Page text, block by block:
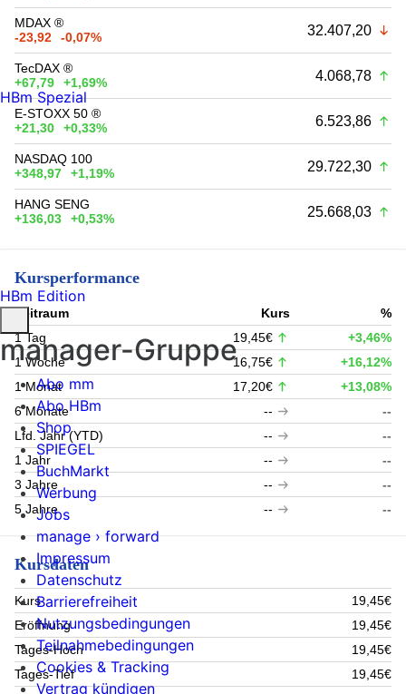
MDAX ®
-23,92
-0,07% 32.407,20
TecDAX ®
+67,79
+1,69% 4.068,78
E-STOXX 50 ®
+21,30
+0,33% 6.523,86
NASDAQ 100
+348,97
+1,19% 29.722,30
HANG SENG
+136,03
+0,53% 25.668,03
Kursperformance
Zeitraum Kurs
%
1 Tag
19,45€
+3,46%
1 Woche
16,75€
+16,12%
1 Monat
17,20€
+13,08%
6 Monate
--
--
Lfd. Jahr (YTD)
--
--
1 Jahr
--
--
3 Jahre
--
--
5 Jahre
-- --
Kursdaten
Kurs
19,45€
Eröffnung
19,45€
Tages-Hoch
19,45€
Tages-Tief
19,45€
HBm Spezial
HBm Edition
manager-Gruppe
Abo mm
Abo HBm
Shop
SPIEGEL
BuchMarkt
Werbung
Jobs
manage › forward
Impressum
Datenschutz
Barrierefreiheit
Nutzungsbedingungen
Teilnahmebedingungen
Cookies & Tracking
Vertrag kündigen